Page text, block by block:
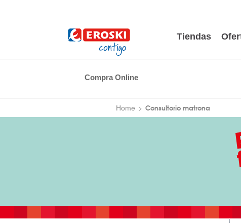
Tiendas
Compra Online
Home Consultorio matrona